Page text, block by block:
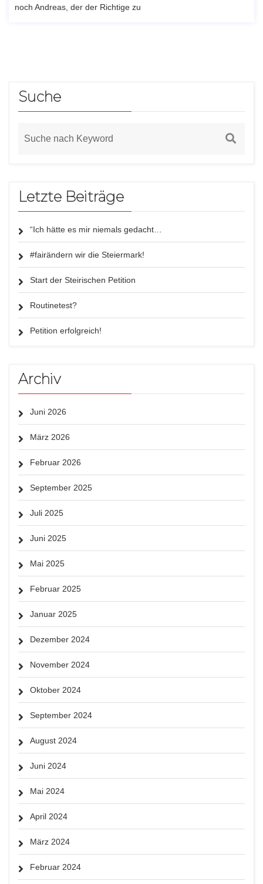
noch Andreas, der der Richtige zu
Suche
Letzte Beiträge
“Ich hätte es mir niemals gedacht…
#fairändern wir die Steiermark!
Start der Steirischen Petition
Routinetest?
Petition erfolgreich!
Archiv
Juni 2026
März 2026
Februar 2026
September 2025
Juli 2025
Juni 2025
Mai 2025
Februar 2025
Januar 2025
Dezember 2024
November 2024
Oktober 2024
September 2024
August 2024
Juni 2024
Mai 2024
April 2024
März 2024
Februar 2024